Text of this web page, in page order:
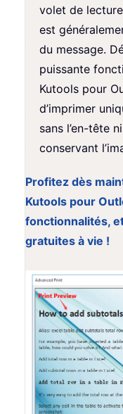
volet de
est
du message.
puissante
Kutools pour
d’imprimer
sans l’en-tête
conservant
Profitez dès
Kutools pour
fonctionnalités,
gratuites à vie !